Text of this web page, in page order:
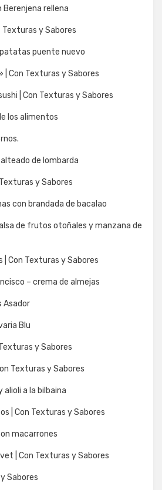
rellena
Texturas y Sabores
puente nuevo
| Con Texturas y Sabores
| Con Texturas y Sabores
los alimentos
de lombarda
y Sabores
con brandada de bacalao
de frutos otoñales y manzana de
| Con Texturas y Sabores
– crema de almejas
Asador
Blu
y Sabores
Texturas y Sabores
alioli a la bilbaina
| Con Texturas y Sabores
macarrones
| Con Texturas y Sabores
Sabores